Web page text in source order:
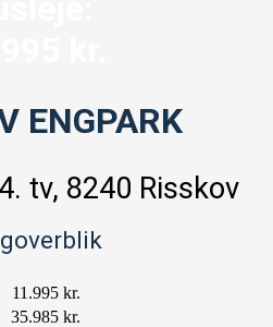
ENGPARK
tv, 8240 Risskov
11.995 kr.
35.985 kr.